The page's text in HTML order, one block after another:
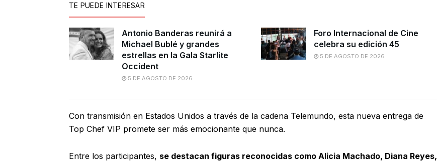
TE PUEDE INTERESAR
Antonio Banderas reunirá a
Michael Bublé y grandes
estrellas en la Gala Starlite
Occident
5 DE AGOSTO DE 2026
Foro Internacional de Cine
celebra su edición 45
5 DE AGOSTO DE 2026
Con transmisión en Estados Unidos a través de la cadena Telemundo, esta nueva entrega de
Top Chef VIP promete ser más emocionante que nunca.
Entre los participantes, se destacan figuras reconocidas como Alicia Machado, Diana Reyes,